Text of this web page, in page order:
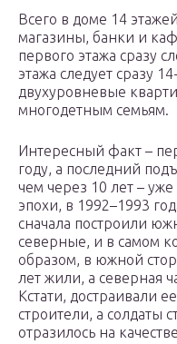
Всего в доме 14
магазины, банки и
первого этажа сразу
этажа следует сразу
двухуровневые
многодетным семьям.
Интересный факт –
году, а последний
чем через 10 лет –
эпохи, в 1992–1993
сначала построили
северные, и в самом
образом, в южной
лет жили, а северная
Кстати, достраивали
строители, а солдаты
отразилось на